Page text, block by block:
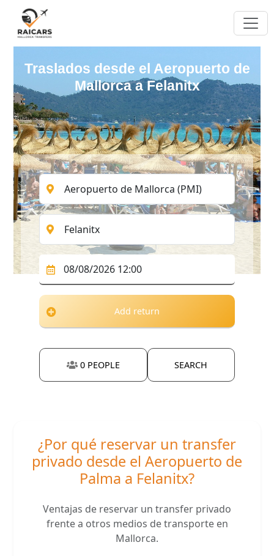
Traslados desde el Aeropuerto de
Mallorca a Felanitx
Add return
0PEOPLE SEARCH
¿Por qué reservar un transfer
privado desde el Aeropuerto de
Palma a Felanitx?
Ventajas de reservar un transfer privado
frente a otros medios de transporte en
Mallorca.